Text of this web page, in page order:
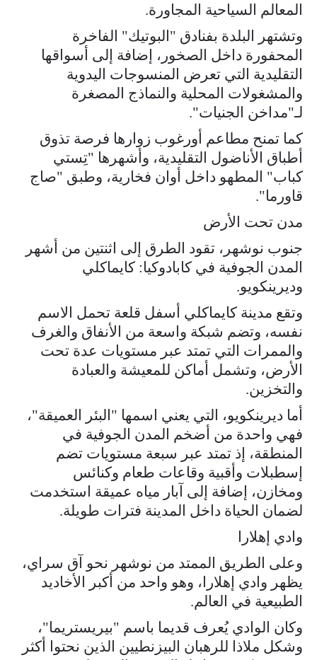
المعالم السياحية المجاورة.
وتشتهر البلدة بفنادق "البوتيك" الفاخرة
المحفورة داخل الصخور، إضافة إلى أسواقها
التقليدية التي تعرض المنسوجات اليدوية
والمشغولات المحلية والنماذج المصغرة
لـ"مداخن الجنيات".
كما تمنح مطاعم أورغوب زوارها فرصة تذوق
أطباق الأناضول التقليدية، وأشهرها "تِستي
كباب" المطهو داخل أوان فخارية، وطبق "صاج
قاورما".
مدن تحت الأرض
جنوب نوشهر، تقود الطرق إلى اثنتين من أشهر
المدن الجوفية في كابادوكيا: كايماكلي
وديرينكويو.
وتقع مدينة كايماكلي أسفل قلعة تحمل الاسم
نفسه، وتضم شبكة واسعة من الأنفاق والغرف
والممرات التي تمتد عبر مستويات عدة تحت
الأرض، وتشمل أماكن للمعيشة والعبادة
والتخزين.
أما ديرينكويو، التي يعني اسمها "البئر العميقة"،
فهي واحدة من أضخم المدن الجوفية في
المنطقة، إذ تمتد عبر سبعة مستويات تضم
إسطبلات وأقبية وقاعات طعام وكنائس
ومخازن، إضافة إلى آبار مياه عميقة استخدمت
لضمان الحياة داخل المدينة فترات طويلة.
وادي إهلارا
وعلى الطريق الممتد من نوشهر نحو آق سراي،
يظهر وادي إهلارا، وهو واحد من أكبر الأخاديد
الطبيعية في العالم.
وكان الوادي يُعرف قديما باسم "بيريستريما"،
وشكل ملاذا للرهبان البيزنطيين الذين نحتوا أكثر